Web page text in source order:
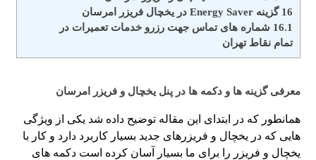
16 گزینه Energy Saver در یخچال فریزر امرسان
16.1 شماره های تماس​ جهت رزرو خدمات تعمیرات در
تمام نقاط تهران
معرفی گزینه ها و دکمه ها در پنل یخچال و فریزر امرسان
همانطور که در ابتدای این مقاله توضیح داده شد یکی از ویژگی
هایی که در یخچال و فریزرهای جدید بسیار کاربرد دارد و کار با
یخچال و فریزر را برای ما بسیار آسان کرده است دکمه های